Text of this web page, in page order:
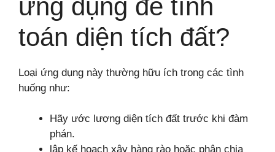
ứng dụng để tính
toán diện tích đất?
Loại ứng dụng này thường hữu ích trong các tình
huống như:
Hãy ước lượng diện tích đất trước khi đàm
phán.
lập kế hoạch xây hàng rào hoặc phân chia